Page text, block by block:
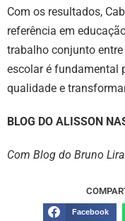
Com os resultados,
referência em
trabalho conjunto
escolar é fundamental
qualidade e
BLOG DO ALISSON
Com Blog do Bruno Lira
Facebook